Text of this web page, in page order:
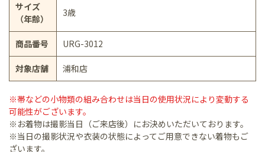
サイズ
（年齢）
3歳
商品番号 URG-3012
対象店舗 浦和店
※帯などの小物類の組み合わせは当日の使用状況により変動する
可能性がございます。
※お着物は撮影当日（ご来店後）にお決めいただいております。
※当日の撮影状況や衣装の状態によってご用意できない着物もご
ざいます。